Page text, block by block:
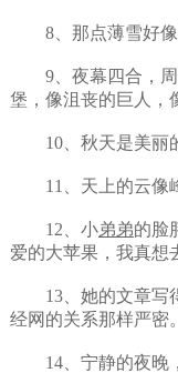
8、那点薄雪好像
9、夜幕四合，周
堡，像沮丧的巨人，
10、秋天是美丽的
11、天上的云像峰
12、小弟弟的脸
爱的大苹果，我真想
13、她的文章写得
经网的关系那样严密。
14、宁静的夜晚，